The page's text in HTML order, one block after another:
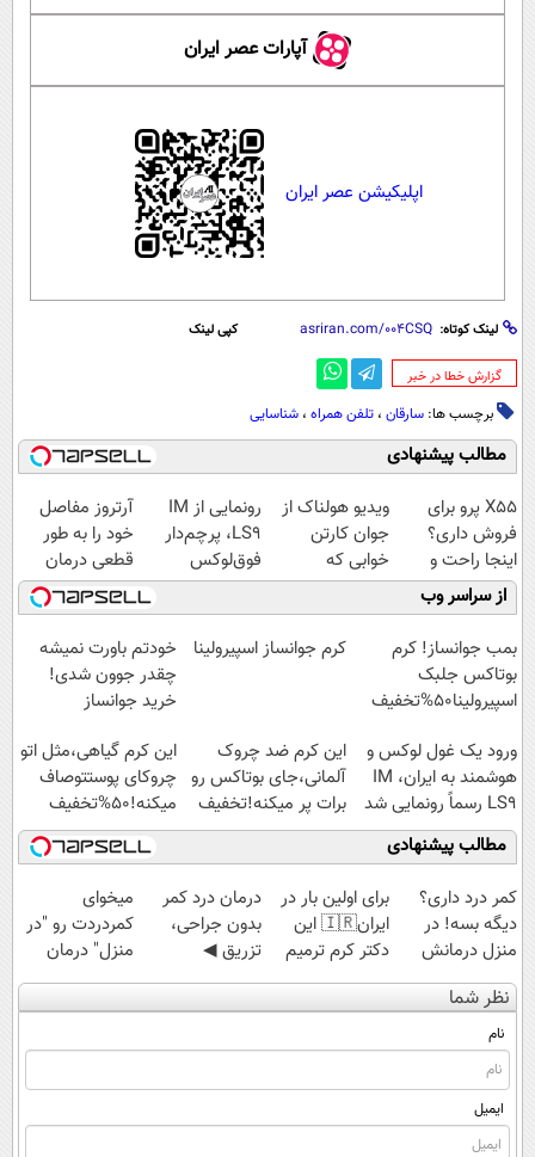
آپارات عصر ایران
اپلیکیشن عصر ایران
لینک کوتاه: کپی لینک
‌گزارش خطا در خبر
برچسب ها: سارقان ، تلفن همراه ، شناسایی
مطالب پیشنهادی
X55 پرو برای
فروش داری؟
اینجا راحت و
سریع بفروشش
ویدیو هولناک از
جوان کارتن
خوابی که
میلیاردر شد.
آموزش رایگان
رونمایی از IM
LS9، پرچم‌دار
فوق‌لوکس
EREV وارد بازار
ایران شد
آرتروز مفاصل
خود را به طور
قطعی درمان
کنید!
◗پرسش‌نامه◖
از سراسر وب
بمب جوانساز! کرم
بوتاکس جلبک
اسپیرولینا50%تخفیف
کرم جوانساز اسپیرولینا
خودتم باورت نمیشه
چقدر جوون شدی!
خرید جوانساز
ویژه
ورود یک غول لوکس و
هوشمند به ایران، IM
LS9 رسماً رونمایی شد
این کرم ضد چروک
آلمانی،جای بوتاکس رو
برات پر میکنه!تخفیف
تا امشب
این کرم گیاهی،مثل اتو
چروکای پوستتوصاف
میکنه!50%تخفیف
مطالب پیشنهادی
کمر درد داری؟
دیگه بسه! در
منزل درمانش
کن
(◀پرسش‌نامه)
برای اولین بار در
ایران🇮🇷 این
دکتر کرم ترمیم
کننده 23 روزه
ساخت!
درمان درد کمر
بدون جراحی،
تزریق ◀
پرسش‌نامه رو پر
کن ▶
میخوای
کمردردت رو "در
منزل" درمان
کنی؟ (◂فیلم +
◂پرسش‌نامه)
نظر شما
نام
ایمیل